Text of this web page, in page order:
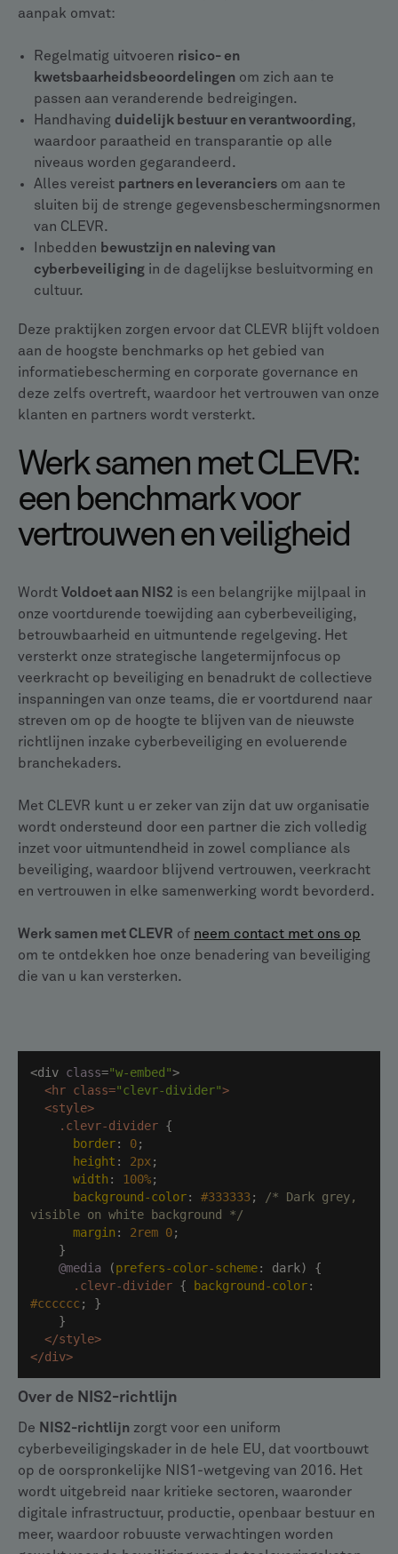
aanpak omvat:
Regelmatig uitvoeren risico- en
kwetsbaarheidsbeoordelingen om zich aan te
passen aan veranderende bedreigingen.
Handhaving duidelijk bestuur en verantwoording,
waardoor paraatheid en transparantie op alle
niveaus worden gegarandeerd.
Alles vereist partners en leveranciers om aan te
sluiten bij de strenge gegevensbeschermingsnormen
van CLEVR.
Inbedden bewustzijn en naleving van
cyberbeveiliging in de dagelijkse besluitvorming en
cultuur.
Deze praktijken zorgen ervoor dat CLEVR blijft voldoen
aan de hoogste benchmarks op het gebied van
informatiebescherming en corporate governance en
deze zelfs overtreft, waardoor het vertrouwen van onze
klanten en partners wordt versterkt.
Werk samen met CLEVR:
een benchmark voor
vertrouwen en veiligheid
Wordt Voldoet aan NIS2 is een belangrijke mijlpaal in
onze voortdurende toewijding aan cyberbeveiliging,
betrouwbaarheid en uitmuntende regelgeving. Het
versterkt onze strategische langetermijnfocus op
veerkracht op beveiliging en benadrukt de collectieve
inspanningen van onze teams, die er voortdurend naar
streven om op de hoogte te blijven van de nieuwste
richtlijnen inzake cyberbeveiliging en evoluerende
branchekaders.
Met CLEVR kunt u er zeker van zijn dat uw organisatie
wordt ondersteund door een partner die zich volledig
inzet voor uitmuntendheid in zowel compliance als
beveiliging, waardoor blijvend vertrouwen, veerkracht
en vertrouwen in elke samenwerking wordt bevorderd.
Werk samen met CLEVR of neem contact met ons op
om te ontdekken hoe onze benadering van beveiliging
die van u kan versterken.
<div class="w-embed"
<hr class="clevr-divider">
<style>
.clevr-divider
border: 0
height : 2px
width : 100%
background-color: #333333;
/* Dark grey,
visible on white background */
margin : 2rem 0
@media (prefers-color-scheme
.clevr-divider { background-color
#cccccc
</style>
</div>
Over de NIS2-richtlijn
De NIS2-richtlijn zorgt voor een uniform
cyberbeveiligingskader in de hele EU, dat voortbouwt
op de oorspronkelijke NIS1-wetgeving van 2016. Het
wordt uitgebreid naar kritieke sectoren, waaronder
digitale infrastructuur, productie, openbaar bestuur en
meer, waardoor robuuste verwachtingen worden